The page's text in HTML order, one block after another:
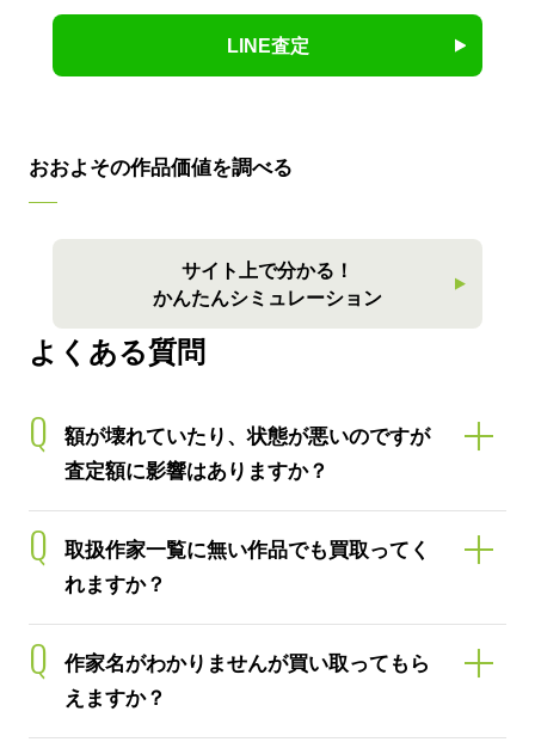
LINE査定
おおよその作品価値を調べる
サイト上で分かる！
かんたんシミュレーション
よくある質問
Q
額が壊れていたり、状態が悪いのですが
査定額に影響はありますか？
Q
取扱作家一覧に無い作品でも買取ってく
れますか？
Q
作家名がわかりませんが買い取ってもら
えますか？